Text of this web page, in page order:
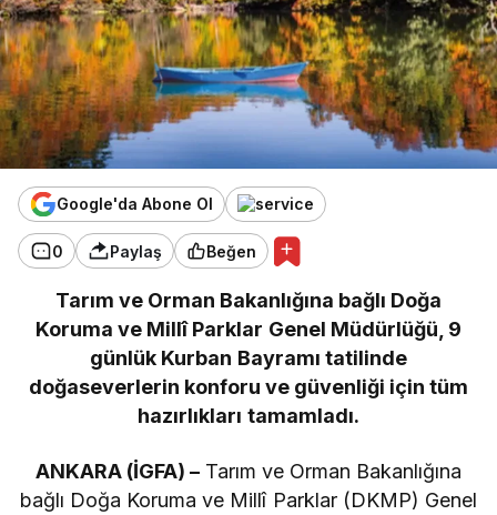
Google'da Abone Ol
0 Paylaş Beğen
Tarım ve Orman Bakanlığına bağlı Doğa
Koruma ve Millî Parklar Genel Müdürlüğü, 9
günlük Kurban Bayramı tatilinde
doğaseverlerin konforu ve güvenliği için tüm
hazırlıkları tamamladı.
ANKARA (İGFA) – Tarım ve Orman Bakanlığına
bağlı Doğa Koruma ve Millî Parklar (DKMP) Genel